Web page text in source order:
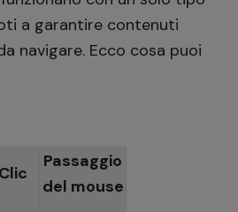
a garantire contenuti
navigare. Ecco cosa puoi
Clic
Passaggio
del mouse